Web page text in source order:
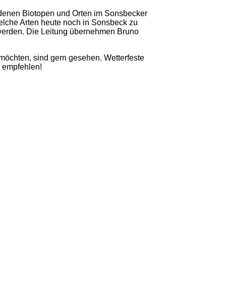
Biotopen und Orten im Sonsbecker
Arten heute noch in Sonsbeck zu
Die Leitung übernehmen Bruno
sind gern gesehen. Wetterfeste